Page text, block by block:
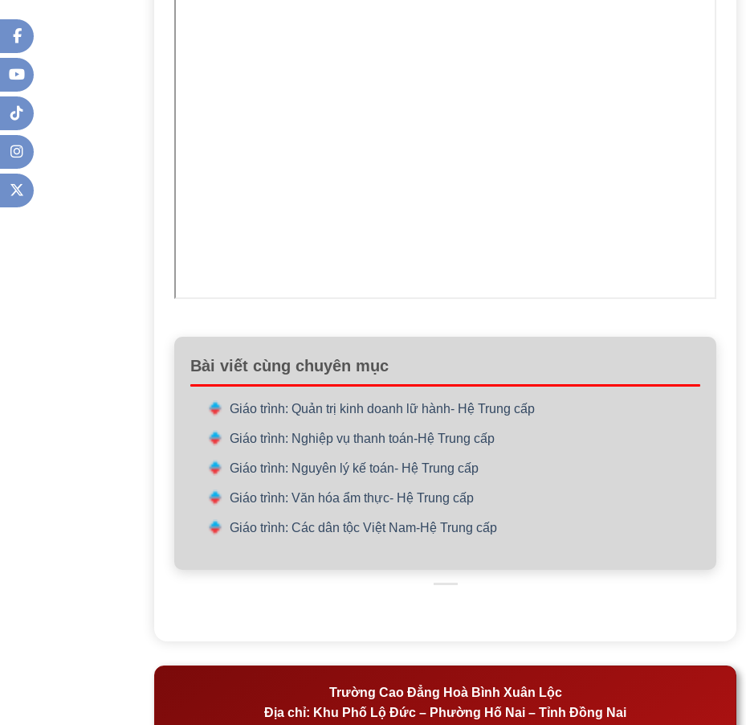
Bài viết cùng chuyên mục
Giáo trình: Quản trị kinh doanh lữ hành- Hệ Trung cấp
Giáo trình: Nghiệp vụ thanh toán-Hệ Trung cấp
Giáo trình: Nguyên lý kế toán- Hệ Trung cấp
Giáo trình: Văn hóa ẩm thực- Hệ Trung cấp
Giáo trình: Các dân tộc Việt Nam-Hệ Trung cấp
Trường Cao Đẳng Hoà Bình Xuân Lộc
Địa chỉ: Khu Phố Lộ Đức – Phường Hố Nai – Tỉnh Đồng Nai